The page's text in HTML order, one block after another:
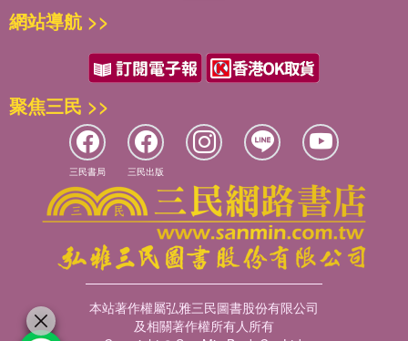
網站導航 >>
聚焦三民 >>
三民書局 三民出版
本站著作權屬弘雅三民圖書股份有限公司
及相關著作權所有人所有